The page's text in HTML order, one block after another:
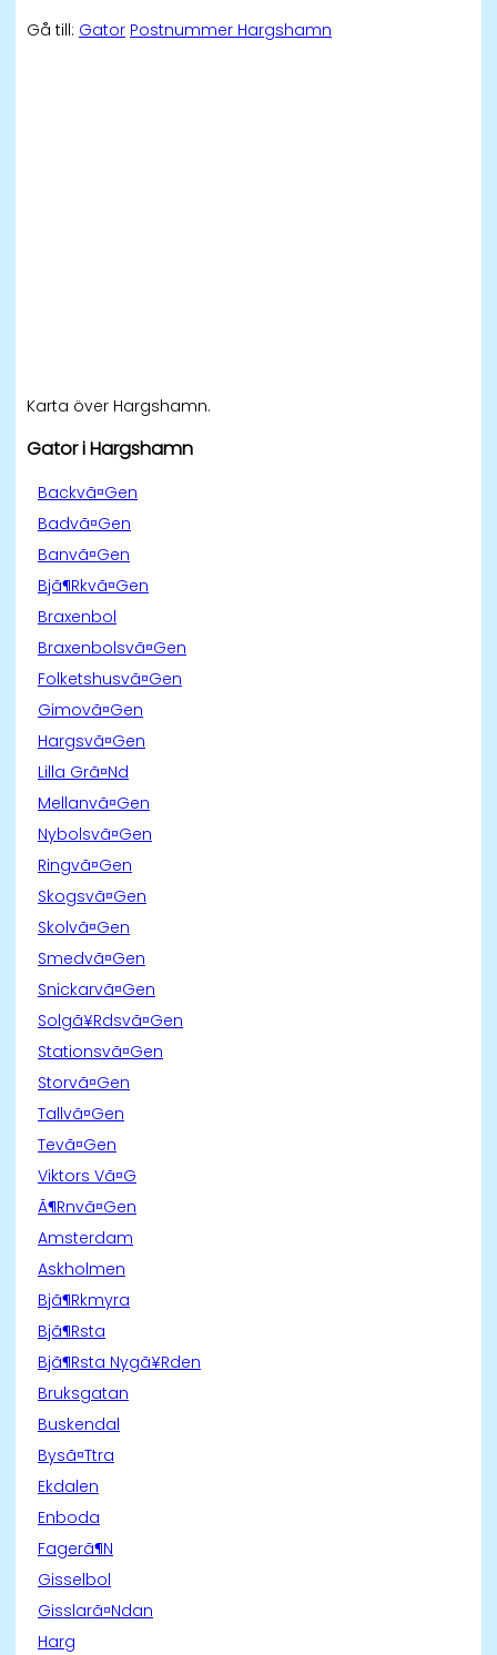
Gå till: Gator Postnummer Hargshamn
Karta över Hargshamn.
Gator i Hargshamn
Backvã¤Gen
Badvã¤Gen
Banvã¤Gen
Bjã¶Rkvã¤Gen
Braxenbol
Braxenbolsvã¤Gen
Folketshusvã¤Gen
Gimovã¤Gen
Hargsvã¤Gen
Lilla Grã¤Nd
Mellanvã¤Gen
Nybolsvã¤Gen
Ringvã¤Gen
Skogsvã¤Gen
Skolvã¤Gen
Smedvã¤Gen
Snickarvã¤Gen
Solgã¥Rdsvã¤Gen
Stationsvã¤Gen
Storvã¤Gen
Tallvã¤Gen
Tevã¤Gen
Viktors Vã¤G
Ã¶Rnvã¤Gen
Amsterdam
Askholmen
Bjã¶Rkmyra
Bjã¶Rsta
Bjã¶Rsta Nygã¥Rden
Bruksgatan
Buskendal
Bysã¤Ttra
Ekdalen
Enboda
Fagerã¶N
Gisselbol
Gisslarã¤Ndan
Harg